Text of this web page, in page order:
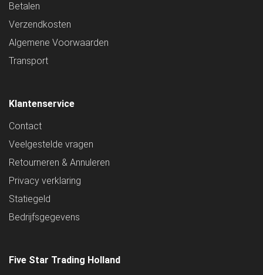
Betalen
Verzendkosten
Algemene Voorwaarden
Transport
Klantenservice
Contact
Veelgestelde vragen
Retourneren & Annuleren
Privacy verklaring
Statiegeld
Bedrijfsgegevens
Five Star Trading Holland